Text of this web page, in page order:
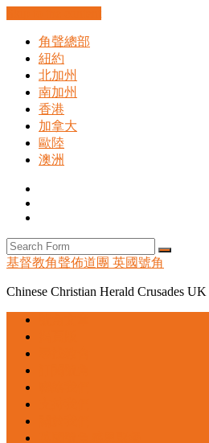
角聲總部
紐約
北加州
南加州
香港
加拿大
歐陸
澳洲
Search
基督教角聲佈道團 英國號角
Chinese Christian Herald Crusades UK